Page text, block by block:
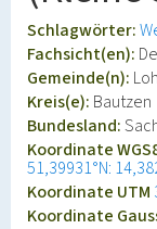
Schlagwörter:
Fachsicht(en):
Gemeinde(n):
Kreis(e): Bautzen
Bundesland:
Koordinate
51,39931°N:
Koordinate UTM
Koordinate